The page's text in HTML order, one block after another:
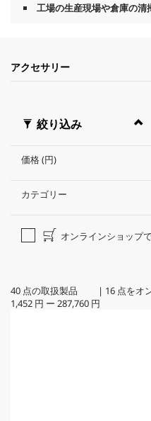
工場の生産現場や倉庫の清
アクセサリー
絞り込み
価格 (円)
カテゴリー
オンラインショップ
40 点の取扱製品 | 16 点を
1,452 円 ー 287,760 円